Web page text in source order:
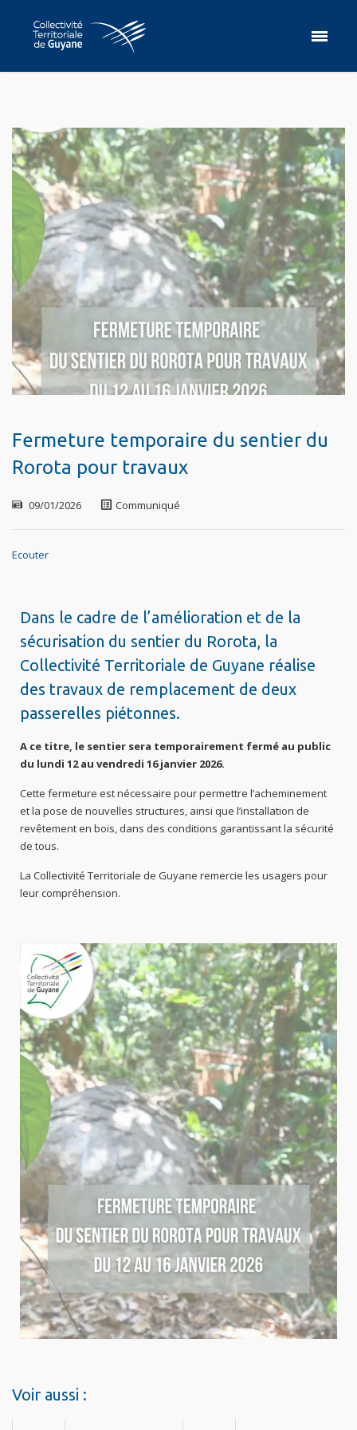
Fermeture temporaire du sentier du
Rorota pour travaux
09/01/2026 Communiqué
Ecouter
Dans le cadre de l’amélioration et de la
sécurisation du sentier du Rorota, la
Collectivité Territoriale de Guyane réalise
des travaux de remplacement de deux
passerelles piétonnes.
A ce titre, le sentier sera temporairement fermé au public
du lundi 12 au vendredi 16 janvier 2026.
Cette fermeture est nécessaire pour permettre l’acheminement
et la pose de nouvelles structures, ainsi que l’installation de
revêtement en bois, dans des conditions garantissant la sécurité
de tous.
La Collectivité Territoriale de Guyane remercie les usagers pour
leur compréhension.
Voir aussi :